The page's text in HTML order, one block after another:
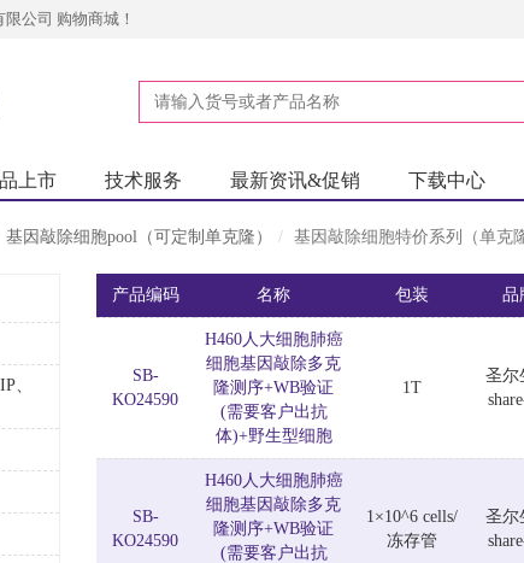
公司 购物商城！
上市 技术服务 最新资讯&促销 下载中心
基因敲除细胞pool（可定制单克隆） 基因敲除细胞特价系列（单克
、
产品编码 名称 包装 品
SB-
KO24590
H460人大细胞肺癌
细胞基因敲除多克
隆测序+WB验证
(需要客户出抗
体)+野生型细胞
1T
圣尔
SB-
KO24590
H460人大细胞肺癌
细胞基因敲除多克
隆测序+WB验证
(需要客户出抗
1×10^6 cells/
冻存管
圣尔